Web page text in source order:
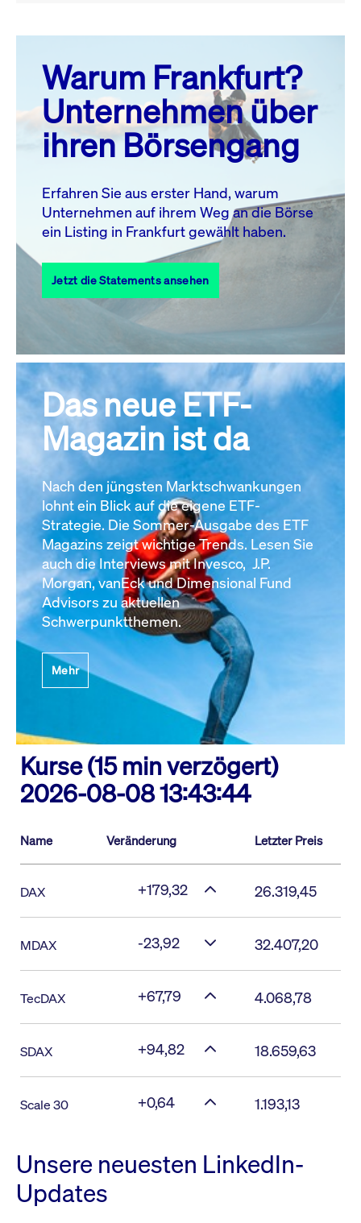
August 26
MO. DI. MI. DO. FR. SA. SO.
1
2
3
4 5 6 7 8
10 11 13 14
17
18 19 20 21 22
23
27 28
31
Alle Events
Warum Frankfurt?
Unternehmen über
ihren Börsengang
Erfahren Sie aus erster Hand, warum
Unternehmen auf ihrem Weg an die Börse
ein Listing in Frankfurt gewählt haben.
Jetzt die Statements ansehen
Das neue ETF-
Magazin ist da
Nach den jüngsten Marktschwankungen
lohnt ein Blick auf die eigene ETF-
Strategie. Die Sommer-Ausgabe des ETF
Magazins zeigt wichtige Trends. Lesen Sie
auch die Interviews mit Invesco, J.P.
Morgan, vanEck und Dimensional Fund
Advisors zu aktuellen
Schwerpunktthemen.
Mehr
Kurse (15 min verzögert)
2026-08-08 13:43:44
Name Veränderung Letzter Preis
DAX +179,32 26.319,45
MDAX -23,92 32.407,20
TecDAX +67,79 4.068,78
SDAX +94,82 18.659,63
Scale 30 +0,64 1.193,13
Unsere neuesten LinkedIn-
Updates